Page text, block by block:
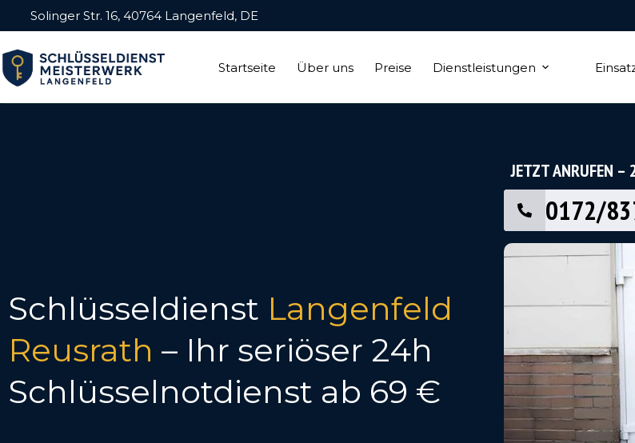
Solinger Str. 16, 40764 Langenfeld, DE
Startseite Über uns Preise Dienstleistungen
Schlüsseldienst Langenfeld
Reusrath – Ihr seriöser 24h
Schlüsselnotdienst ab 69 €
JETZT ANRUFEN –
0172/